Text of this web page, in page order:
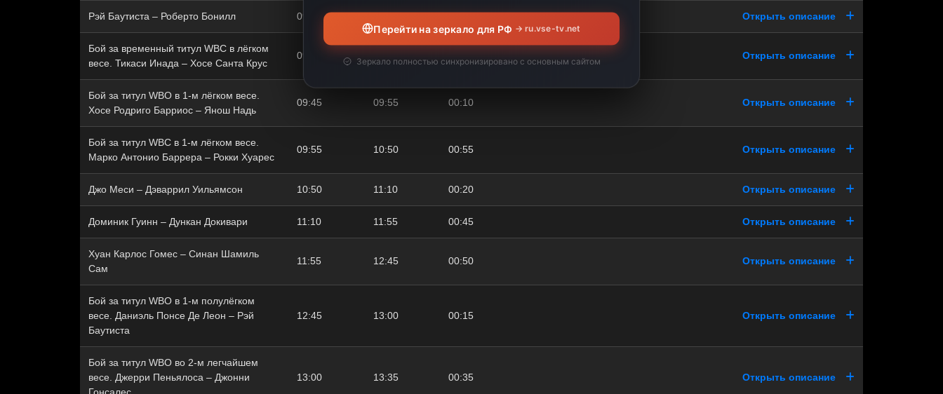
Рэй Баутиста – Роберто Бонилл 09:00 09:20 00:20 Открыть описание
Бой за временный титул WBC в лёгком
весе. Тикаси Инада – Хосе Санта Крус
09:20 Открыть описание
Бой за титул WBO в 1-м лёгком весе.
Хосе Родриго Барриос – Янош Надь
09:45 09:55 00:10 Открыть описание
Бой за титул WBC в 1-м лёгком весе.
Марко Антонио Баррера – Рокки Хуарес
09:55 10:50 00:55 Открыть описание
Джо Меси – Дэваррил Уильямсон 10:50 11:10 00:20 Открыть описание
Доминик Гуинн – Дункан Докивари 11:10 11:55 00:45 Открыть описание
Хуан Карлос Гомес – Синан Шамиль
Сам
11:55 12:45 00:50 Открыть описание
Бой за титул WBO в 1-м полулёгком
весе. Даниэль Понсе Де Леон – Рэй
Баутиста
12:45 13:00 00:15 Открыть описание
Бой за титул WBO во 2-м легчайшем
весе. Джерри Пеньялоса – Джонни
13:00 13:35 00:35 Открыть описание
Перейти на зеркало для РФ → ru.vse-tv.net
Зеркало полностью синхронизировано с основным сайтом